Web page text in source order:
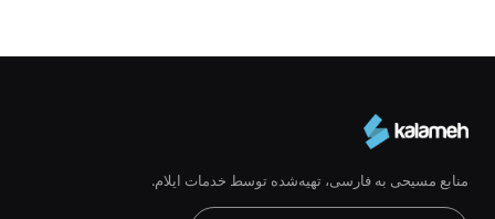
منابع مسیحی به فارسی، تهیه‌شده توسط خدمات ایلام.